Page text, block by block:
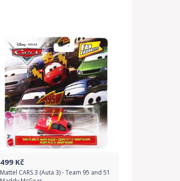
499 Kč
Mattel CARS 3 (Auta 3) - Team 95 and 51